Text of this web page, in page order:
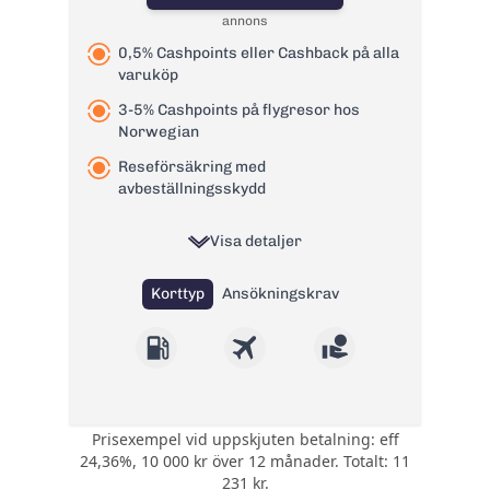
pappersfaktura:
29 kr
Valutapåslag:
valutakursen
Påminnelseavgift:
Övertrasseringsav
gift:
105 kr
Läs mer om Swedbank betal- och
annons
0,5% Cashpoints eller Cashback på alla
varuköp
3-5% Cashpoints på flygresor hos
Norwegian
Reseförsäkring med
avbeställningsskydd
Visa detaljer
Korttyp Ansökningskrav
Välj att ha 0,5%
CashPoints eller
Cashback på alla
Prisexempel vid uppskjuten betalning: eff
24,36%, 10 000 kr över 12 månader. Totalt: 11
231 kr.